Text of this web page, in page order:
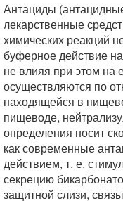
Антациды
лекарственные
химических реакций
буферное действие
не влияя при этом на
осуществляются по
находящейся в
пищеводе,
определения носит
как современные
действием, т. е.
секрецию
защитной слизи,